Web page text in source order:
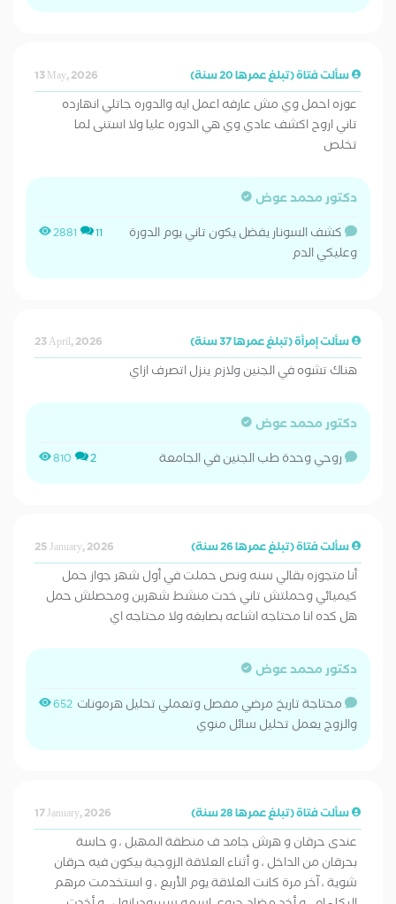
سألت فتاة (تبلغ عمرها 20 سنة) 13 May, 2026
عوزه احمل وي مش عارفه اعمل ايه والدوره جاتلي انهارده
تاني اروح اكشف عادي وي هي الدوره عليا ولا استنى لما
تخلص
دكتور محمد عوض
2881 11
كشف السونار يفضل يكون تاني يوم الدورة
وعليكي الدم
سألت إمرأة (تبلغ عمرها 37 سنة) 23 April, 2026
هناك تشوه في الجنين ولازم ينزل اتصرف ازاي
دكتور محمد عوض
810 2 روحي وحدة طب الجنين في الجامعة
سألت فتاة (تبلغ عمرها 26 سنة) 25 January, 2026
أنا متجوزه بقالي سنه ونص حملت في أول شهر جواز حمل
كيميائي وحملتش تاني خدت منشط شهرين ومحصلش حمل
هل كده انا محتاجه اشاعه بصابغه ولا محتاجه اي
دكتور محمد عوض
652 محتاجة تاريخ مرضي مفصل وتعملي تحليل هرمونات
والزوج يعمل تحليل سائل منوي
سألت فتاة (تبلغ عمرها 28 سنة) 17 January, 2026
عندى حرقان و هرش جامد ف منطقة المهبل ، و حاسة
بحرقان من الداخل ، و أثناء العلاقة الزوجية بيكون فيه حرقان
شوية ، آخر مرة كانت العلاقة يوم الأربع ، و استخدمت مرهم